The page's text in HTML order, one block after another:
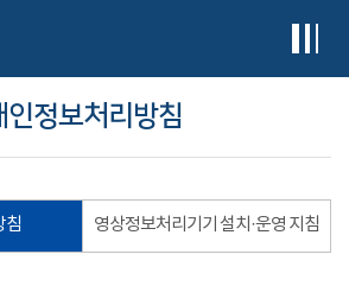
인정보처리방침
침 영상정보처리기기 설치·운영 지침